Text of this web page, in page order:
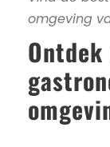
omgeving